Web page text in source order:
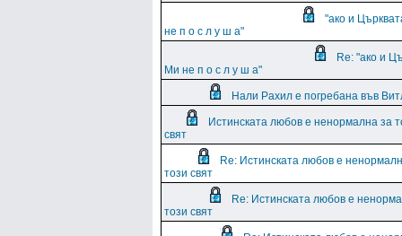
"ако и
не п о с л у ш а"
Re: "ако и
Ми не п о с л у ш а"
Нали Рахил е погребана във
Истинската любов е ненормална за
свят
Re: Истинската любов е
този свят
Re: Истинската любов е
този свят